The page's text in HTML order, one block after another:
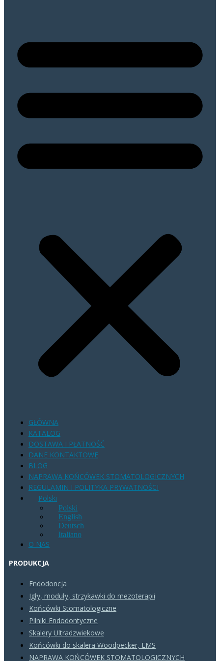
GŁÓWNA
KATALOG
DOSTAWA I PŁATNOŚĆ
DANE KONTAKTOWE
BLOG
NAPRAWA KOŃCÓWEK STOMATOLOGICZNYCH
REGULAMIN I POLITYKA PRYWATNOŚCI
Polski
Polski
English
Deutsch
Italiano
O NAS
PRODUKCJA
Endodoncja
Igły, moduły, strzykawki do mezoterapii
Końcówki Stomatologiczne
Pilniki Endodontyczne
Skalery Ultradzwiekowe
Końcówki do skalera Woodpecker, EMS
NAPRAWA KOŃCÓWEK STOMATOLOGICZNYCH